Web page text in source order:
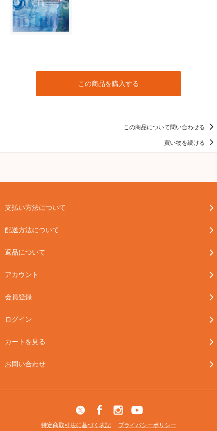
この商品を購入する
この商品について問い合わせる
買い物を続ける
支払い方法について
配送方法について
返品について
アカウント
会員登録
ログイン
カートを見る
お問い合わせ
特定商取引法に基づく表記 プライバシーポリシー